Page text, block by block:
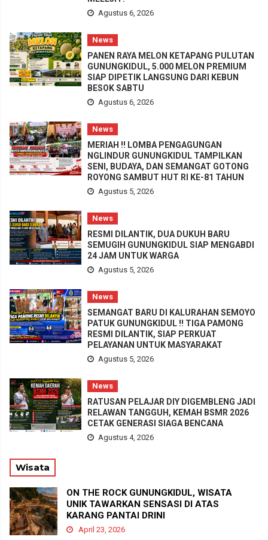
Agustus 6, 2026
News
PANEN RAYA MELON KETAPANG PULUTAN
GUNUNGKIDUL, 5.000 MELON PREMIUM
SIAP DIPETIK LANGSUNG DARI KEBUN
BESOK SABTU
Agustus 6, 2026
News
MERIAH !! LOMBA PENGAGUNGAN
NGLINDUR GUNUNGKIDUL TAMPILKAN
SENI, BUDAYA, DAN SEMANGAT GOTONG
ROYONG SAMBUT HUT RI KE-81 TAHUN
Agustus 5, 2026
News
RESMI DILANTIK, DUA DUKUH BARU
SEMUGIH GUNUNGKIDUL SIAP MENGABDI
24 JAM UNTUK WARGA
Agustus 5, 2026
News
SEMANGAT BARU DI KALURAHAN SEMOYO
PATUK GUNUNGKIDUL !! TIGA PAMONG
RESMI DILANTIK, SIAP PERKUAT
PELAYANAN UNTUK MASYARAKAT
Agustus 5, 2026
News
RATUSAN PELAJAR DIY DIGEMBLENG JADI
RELAWAN TANGGUH, KEMAH BSMR 2026
CETAK GENERASI SIAGA BENCANA
Agustus 4, 2026
Wisata
ON THE ROCK GUNUNGKIDUL, WISATA
UNIK TAWARKAN SENSASI DI ATAS
KARANG PANTAI DRINI
April 23, 2026